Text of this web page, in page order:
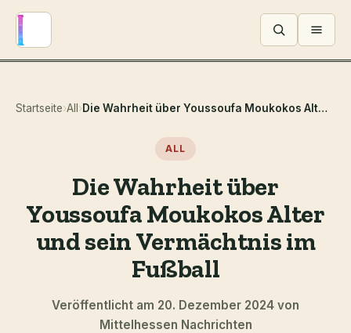
Menü
Startseite›All › Die Wahrheit über Youssoufa Moukokos Alter und sein Vermächtnis im Fußball
ALL
Die Wahrheit über
Youssoufa Moukokos Alter
und sein Vermächtnis im
Fußball
Veröffentlicht am 20. Dezember 2024 von
Mittelhessen Nachrichten